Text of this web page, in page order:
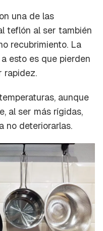
una de las
teflón al ser también
recubrimiento. La
esto es que pierden
rapidez.
aunque
al ser más rígidas,
no deteriorarlas.